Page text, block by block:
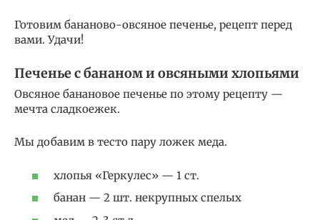
Готовим бананово-овсяное печенье, рецепт перед
вами. Удачи!
Печенье с бананом и овсяными хлопьями
Овсяное банановое печенье по этому рецепту —
мечта сладкоежек.
Мы добавим в тесто пару ложек меда.
хлопья «Геркулес» — 1 ст.
банан — 2 шт. некрупных спелых